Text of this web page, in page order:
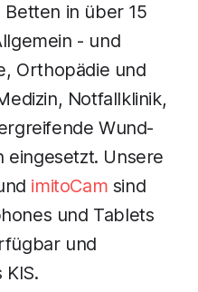
Betten in über 15
- und
Orthopädie und
Notfallklinik,
Wund-
eingesetzt. Unsere
imitoCam sind
und Tablets
und